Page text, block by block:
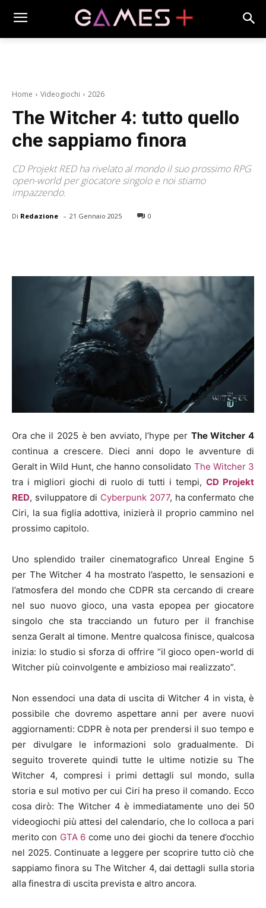
Home Videogiochi 2026
The Witcher 4: tutto quello
che sappiamo finora
CD Projekt RED ha rivelato al mondo il suo prossimo RPG
open-world per giocatore singolo e noi stiamo
impazzendo.
Di Redazione - 21 Gennaio 2025 0
Ora che il 2025 è ben avviato, l’hype per The Witcher 4
continua a crescere. Dieci anni dopo le avventure di
Geralt in Wild Hunt, che hanno consolidato The Witcher 3
tra i migliori giochi di ruolo di tutti i tempi,CD Projekt
RED, sviluppatore di Cyberpunk 2077, ha confermato che
Ciri, la sua figlia adottiva, inizierà il proprio cammino nel
prossimo capitolo.
Uno splendido trailer cinematografico Unreal Engine 5
per The Witcher 4 ha mostrato l’aspetto, le sensazioni e
l’atmosfera del mondo che CDPR sta cercando di creare
nel suo nuovo gioco, una vasta epopea per giocatore
singolo che sta tracciando un futuro per il franchise
senza Geralt al timone. Mentre qualcosa finisce, qualcosa
inizia: lo studio si sforza di offrire “il gioco open-world di
Witcher più coinvolgente e ambizioso mai realizzato”.
Non essendoci una data di uscita di Witcher 4 in vista, è
possibile che dovremo aspettare anni per avere nuovi
aggiornamenti: CDPR è nota per prendersi il suo tempo e
per divulgare le informazioni solo gradualmente. Di
seguito troverete quindi tutte le ultime notizie su The
Witcher 4, compresi i primi dettagli sul mondo, sulla
storia e sul motivo per cui Ciri ha preso il comando. Ecco
cosa dirò: The Witcher 4 è immediatamente uno dei 50
videogiochi più attesi del calendario, che lo colloca a pari
merito con GTA 6 come uno dei giochi da tenere d’occhio
nel 2025. Continuate a leggere per scoprire tutto ciò che
sappiamo finora su The Witcher 4, dai dettagli sulla storia
alla finestra di uscita prevista e altro ancora.